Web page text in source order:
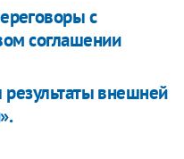
с
соглашении
результаты внешней